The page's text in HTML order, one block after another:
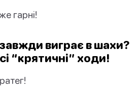
гарні!
виграє в шахи?
“крятичні” ходи!